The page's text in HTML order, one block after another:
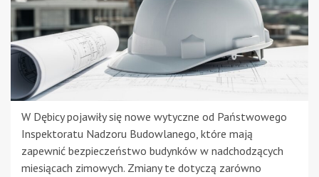
W Dębicy pojawiły się nowe wytyczne od Państwowego
Inspektoratu Nadzoru Budowlanego, które mają
zapewnić bezpieczeństwo budynków w nadchodzących
miesiącach zimowych. Zmiany te dotyczą zarówno